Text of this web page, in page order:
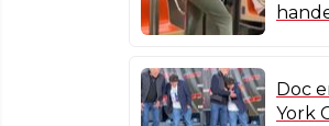
Doc
York